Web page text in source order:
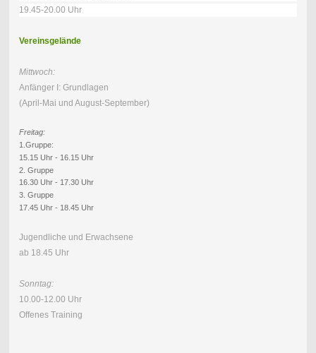
19.45-20.00 Uhr
Vereinsgelände
Mittwoch:
Anfänger I: Grundlagen
(April-Mai und August-September)
Freitag:
1.Gruppe:
15.15 Uhr - 16.15 Uhr
2. Gruppe
16.30 Uhr - 17.30 Uhr
3. Gruppe
17.45 Uhr - 18.45 Uhr
Jugendliche und Erwachsene
ab 18.45 Uhr
Sonntag:
10.00-12.00 Uhr
Offenes Training